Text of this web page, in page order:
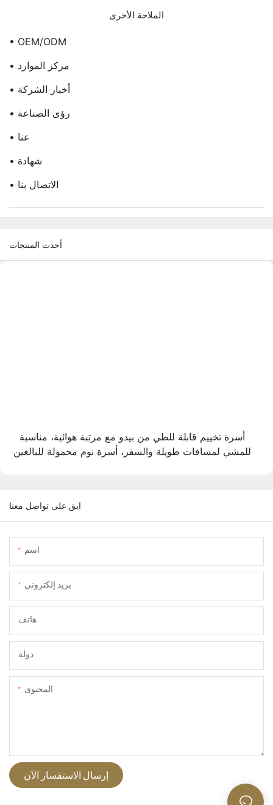
الملاحة الأخرى
• OEM/ODM
• مركز الموارد
• أخبار الشركة
• رؤى الصناعة
• عنا
• شهادة
• الاتصال بنا
أحدث المنتجات
أسرة تخييم قابلة للطي من بيدو مع مرتبة هوائية، مناسبة
للمشي لمسافات طويلة والسفر، أسرة نوم محمولة للبالغين
ابق على تواصل معنا
اسم
بريد إلكتروني
هاتف
دولة
المحتوى
إرسال الاستفسار الآن